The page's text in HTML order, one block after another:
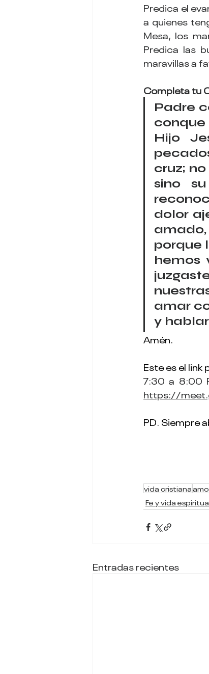
Predica el
a quienes
Mesa, los
Predica las
maravillas a
Completa tu
Padre
Hijo
cruz;
sino
dolor
porque
hemos
amar
y
Amén.
Este es el link
https://
PD. Siempre
vida cristiana
Fe y vida
Entradas recientes